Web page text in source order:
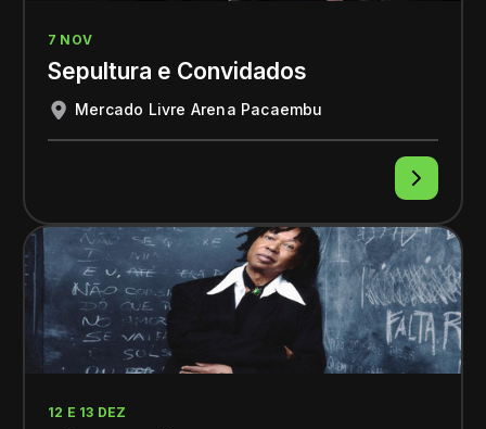
7 NOV
Sepultura e Convidados
Mercado Livre Arena Pacaembu
12 E 13 DEZ